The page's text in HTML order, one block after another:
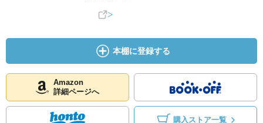
本棚に登録する
Amazon
詳細ページへ
購入ストア一覧